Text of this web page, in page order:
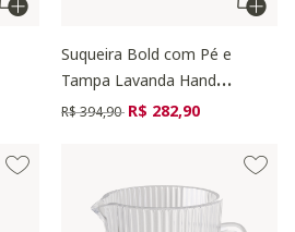
Suqueira Bold com Pé e
Tampa Lavanda Hand
Painting
Preço reduzido de
R$ 394,90 para
R$ 282,90